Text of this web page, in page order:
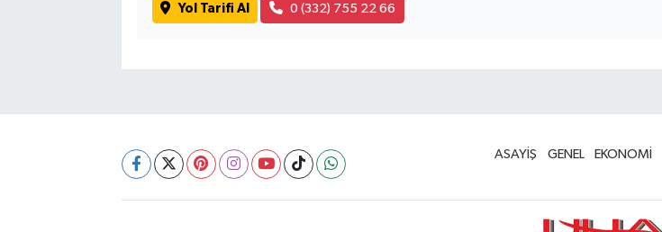
Yol Tarifi Al 0 (332) 755 22 66
ASAYİŞ GENEL EKONOMİ